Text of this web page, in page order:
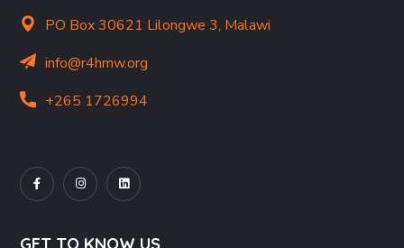
PO Box 30621 Lilongwe 3, Malawi
info@r4hmw.org
+265 1726994